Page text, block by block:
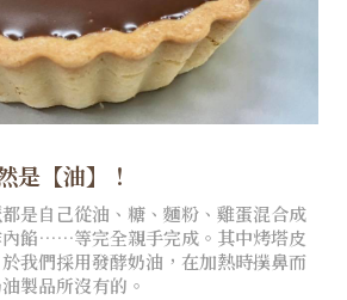
是【油】！
是自己從油、糖、麵粉、雞蛋混合成
餡……等完全親手完成。其中烤塔皮
我們採用發酵奶油，在加熱時撲鼻而
製品所沒有的。